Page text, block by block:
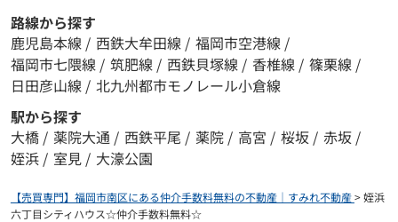
路線から探す
鹿児島本線 / 西鉄大牟田線 / 福岡市空港線 /
福岡市七隈線 / 筑肥線 / 西鉄貝塚線 / 香椎線 / 篠栗線 /
日田彦山線 / 北九州都市モノレール小倉線
駅から探す
大橋 / 薬院大通 / 西鉄平尾 / 薬院 / 高宮 / 桜坂 / 赤坂 /
姪浜 / 室見 / 大濠公園
【売買専門】福岡市南区にある仲介手数料無料の不動産｜すみれ不動産>姪浜
六丁目シティハウス☆仲介手数料無料☆